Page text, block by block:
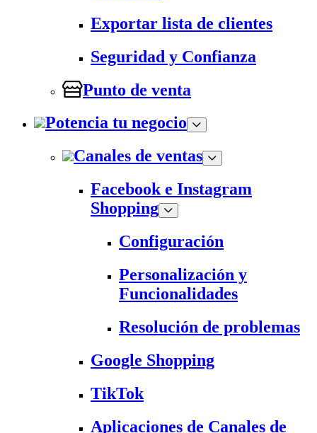
Exportar lista de clientes
Seguridad y Confianza
Punto de venta
Potencia tu negocio
Canales de ventas
Facebook e Instagram
Shopping
Configuración
Personalización y
Funcionalidades
Resolución de problemas
Google Shopping
TikTok
Aplicaciones de Canales de